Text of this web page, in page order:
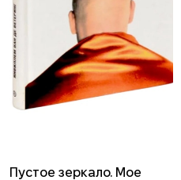
Пустое зеркало. Мое